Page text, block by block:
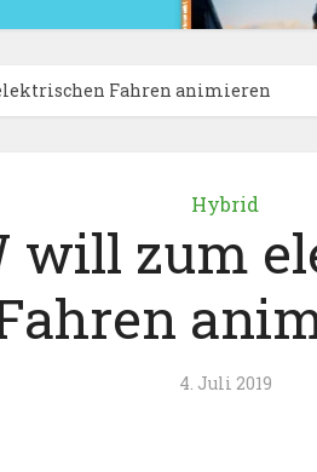
Fahren animieren
Hybrid
will zum
4. Juli 2019